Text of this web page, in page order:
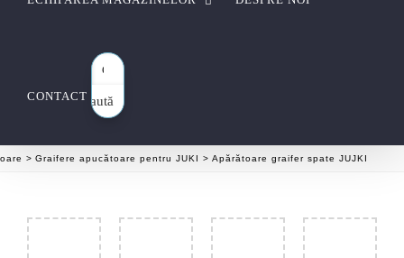
CONTACTCaută
Graifere apucătoare pentru JUKI Apărătoare graifer spate JUJKI